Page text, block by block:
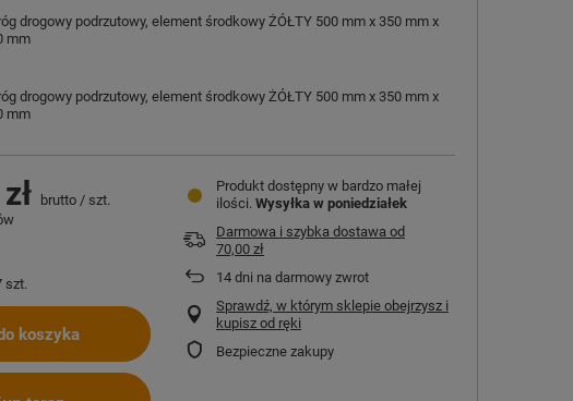
drogowy podrzutowy, element środkowy ŻÓŁTY 500 mm x 350 mm x
mm
drogowy podrzutowy, element środkowy ŻÓŁTY 500 mm x 350 mm x
mm
brutto / szt.
szt.
koszyka
Produkt dostępny w bardzo małej
ilości Wysyłka w poniedziałek
Darmowa i szybka dostawa od
70,00 zł
14 dni na darmowy zwrot
Sprawdź, w którym sklepie obejrzysz i
kupisz od ręki
Bezpieczne zakupy